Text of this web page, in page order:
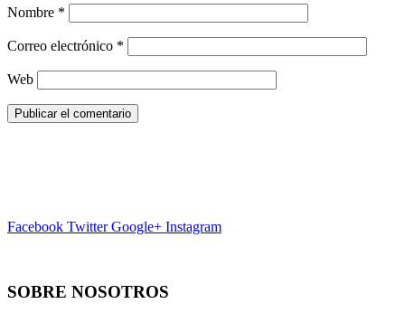
Nombre *
Correo electrónico *
Web
Facebook Twitter Google+ Instagram
SOBRE NOSOTROS